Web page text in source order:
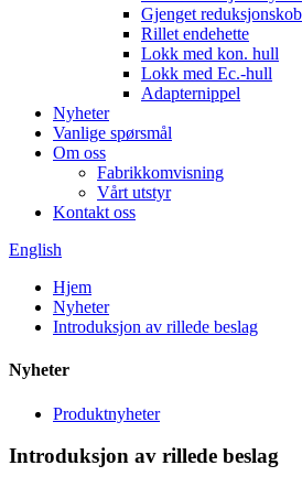
Gjenget
Rillet endehette
Lokk med kon. hull
Lokk med Ec.-hull
Adapternippel
Nyheter
Vanlige spørsmål
Om oss
Fabrikkomvisning
Vårt utstyr
Kontakt oss
English
Hjem
Nyheter
Introduksjon av rillede beslag
Nyheter
Produktnyheter
Introduksjon av rillede beslag